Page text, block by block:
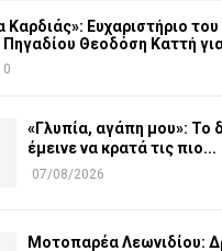
Καρδιάς»: Ευχαριστήριο
Πηγαδίου Θεοδόση Καττή
0
«Γλυπία, αγάπη μου»: Το
έμεινε να κρατά τις πιο...
07/08/2026
Μοτοπαρέα Λεωνιδίου: